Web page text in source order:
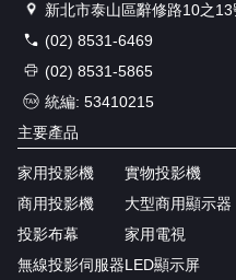
新北市泰山區辭修路10之13
(02) 8531-6469
(02) 8531-5865
統編: 53410215
主要產品
家用投影機
商用投影機
投影布幕
無線投影伺服器
實物投影機
大型商用顯示器
家用電視
LED顯示屏